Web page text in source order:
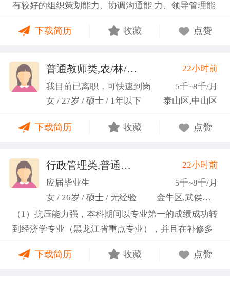
有较好的组织策划能力、协调沟通能 力、领导管理能
务； 学习能力：有清晰的自我定位，能够很好地吸纳
做事认真细心，具有较强的执行力、高度敬业精神、
良好的职业操 守和团队协作精神。
下载简历 收藏 点赞
普通教师类,农/林/牧/渔业 (张卓璐)22小时前
我目前已离职，可快速到岗
5千~8千/月
女 / 27岁 / 硕士 / 1年以下
泰山区,中山区
下载简历 收藏 点赞
行政管理类,普通教师类
22小时前
应届毕业生
5千~8千/月
女 / 26岁 / 硕士 / 无经验
金牛区,武侯区,青羊区
（1）抗压能力强，本科期间以专业第一的成绩成功转
到经济学专业（黑龙江省重点专业），并且在补修多
学；研一刚入学就跟随导师参加多个项目书撰写，其
下载简历 收藏 点赞